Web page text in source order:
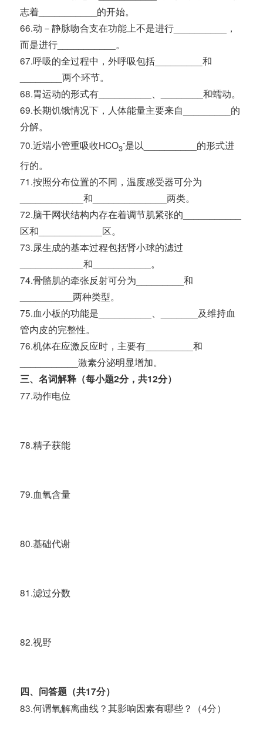
志着___________的开始。
66.动－静脉吻合支在功能上不是进行__________，
而是进行___________。
67.呼吸的全过程中，外呼吸包括_________和
________两个环节。
68.胃运动的形式有__________、________和蠕动。
69.长期饥饿情况下，人体能量主要来自_________的
分解。
70.近端小管重吸收HCO3
-是以__________的形式进
行的。
71.按照分布位置的不同，温度感受器可分为
____________和______________两类。
72.脑干网状结构内存在着调节肌紧张的___________
区和____________区。
73.尿生成的基本过程包括肾小球的滤过
____________和___________。
74.骨骼肌的牵张反射可分为_________和
__________两种类型。
75.血小板的功能是__________、_______及维持血
管内皮的完整性。
76.机体在应激反应时，主要有_________和
___________激素分泌明显增加。
三、名词解释（每小题2分，共12分）
77.动作电位
78.精子获能
79.血氧含量
80.基础代谢
81.滤过分数
82.视野
四、 问答题（共17分）
83.何谓氧解离曲线？其影响因素有哪些？（4分）